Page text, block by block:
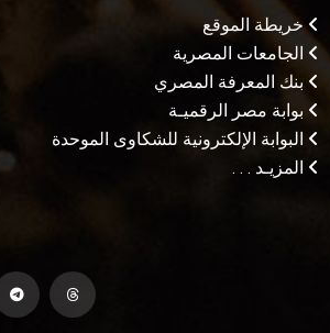
خريطة الموقع
الجامعات المصرية
بنك المعرفة المصري
بوابة مصر الرقميـة
البوابة الإلكترونية للشكاوى الموحدة
المزيـد . . .